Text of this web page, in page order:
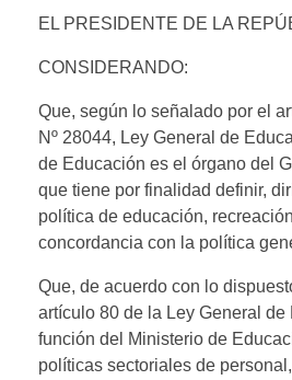
EL PRESIDENTE DE LA
CONSIDERANDO:
Que, según lo señalado por el
Nº 28044, Ley General de
de Educación es el órgano del
que tiene por finalidad definir,
política de educación,
concordancia con la política
Que, de acuerdo con lo
artículo 80 de la Ley General de
función del Ministerio de
políticas sectoriales de